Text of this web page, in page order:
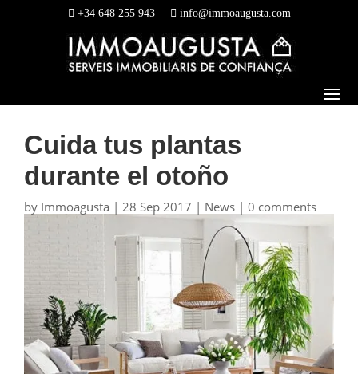
+34 648 255 943 info@immoaugusta.com
Cuida tus plantas
durante el otoño
by Immoagusta | 28 Sep 2017 | News | 0 comments